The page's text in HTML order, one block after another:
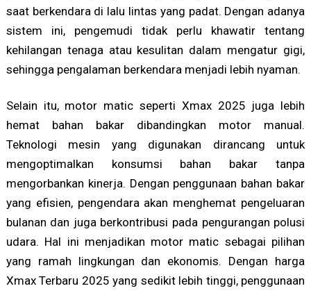
saat berkendara di lalu lintas yang padat. Dengan adanya
sistem ini, pengemudi tidak perlu khawatir tentang
kehilangan tenaga atau kesulitan dalam mengatur gigi,
sehingga pengalaman berkendara menjadi lebih nyaman.
Selain itu, motor matic seperti Xmax 2025 juga lebih
hemat bahan bakar dibandingkan motor manual.
Teknologi mesin yang digunakan dirancang untuk
mengoptimalkan konsumsi bahan bakar tanpa
mengorbankan kinerja. Dengan penggunaan bahan bakar
yang efisien, pengendara akan menghemat pengeluaran
bulanan dan juga berkontribusi pada pengurangan polusi
udara. Hal ini menjadikan motor matic sebagai pilihan
yang ramah lingkungan dan ekonomis. Dengan harga
Xmax Terbaru 2025 yang sedikit lebih tinggi, penggunaan